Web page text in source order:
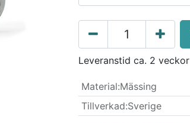
Leveranstid ca. 2 veckor
Material:Mässing
Tillverkad:Sverige